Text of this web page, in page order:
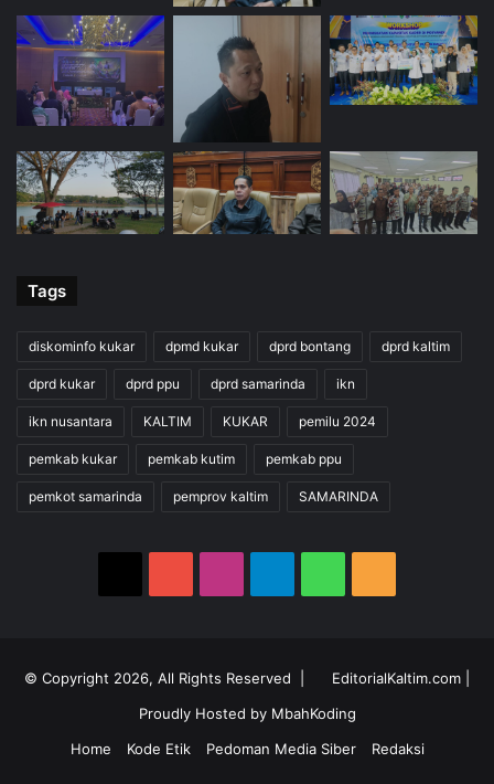
Tags
diskominfo kukar dpmd kukar dprd bontang dprd kaltim
dprd kukar dprd ppu dprd samarinda ikn
ikn nusantara KALTIM KUKAR pemilu 2024
pemkab kukar pemkab kutim pemkab ppu
pemkot samarinda pemprov kaltim SAMARINDA
© Copyright 2026, All Rights Reserved | EditorialKaltim.com
Proudly Hosted by MbahKoding
Home
Kode Etik Pedoman Media Siber Redaksi